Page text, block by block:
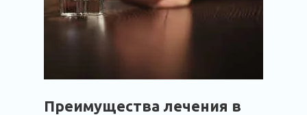
Преимущества лечения в